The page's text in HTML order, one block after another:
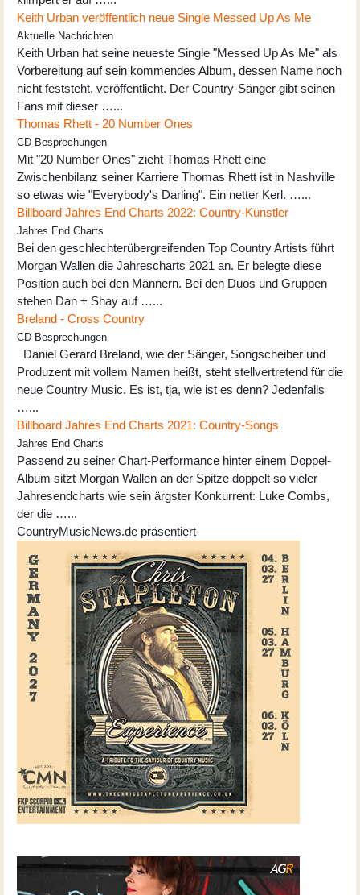
Keith Urban veröffentlich neue Single Messed Up As Me
Aktuelle Nachrichten
Keith Urban hat seine neueste Single "Messed Up As Me" als
Vorbereitung auf sein kommendes Album, dessen Name noch
nicht feststeht, veröffentlicht. Der Country-Sänger gibt seinen
Fans mit dieser …...
Thomas Rhett - 20 Number Ones
CD Besprechungen
Mit "20 Number Ones" zieht Thomas Rhett eine
Zwischenbilanz seiner Karriere Thomas Rhett ist in Nashville
so etwas wie "Everybody's Darling". Ein netter Kerl. …...
Billboard Jahres End Charts 2022: Country-Künstler
Jahres End Charts
Bei den geschlechterübergreifenden Top Country Artists führt
Morgan Wallen die Jahrescharts 2021 an. Er belegte diese
Position auch bei den Männern. Bei den Duos und Gruppen
stehen Dan + Shay auf …...
Breland - Cross Country
CD Besprechungen
Daniel Gerard Breland, wie der Sänger, Songscheiber und
Produzent mit vollem Namen heißt, steht stellvertretend für die
neue Country Music. Es ist, tja, wie ist es denn? Jedenfalls
…...
Billboard Jahres End Charts 2021: Country-Songs
Jahres End Charts
Passend zu seiner Chart-Performance hinter einem Doppel-
Album sitzt Morgan Wallen an der Spitze doppelt so vieler
Jahresendcharts wie sein ärgster Konkurrent: Luke Combs,
der die …...
CountryMusicNews.de präsentiert